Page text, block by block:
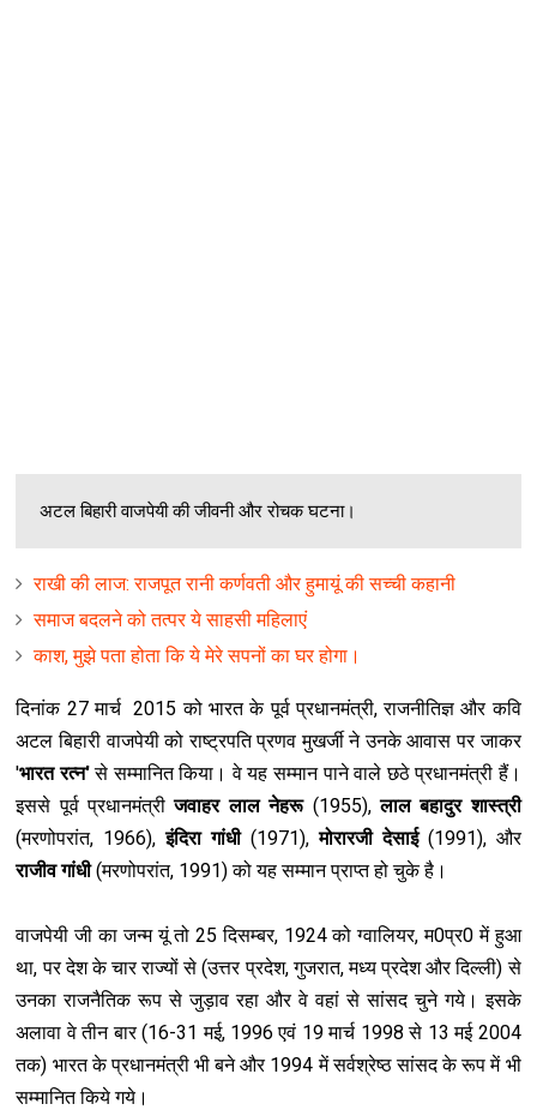
अटल बिहारी वाजपेयी की जीवनी और रोचक घटना।
राखी की लाज: राजपूत रानी कर्णवती और हुमायूं की सच्ची कहानी
समाज बदलने को तत्पर ये साहसी महिलाएं
काश, मुझे पता होता कि ये मेरे सपनों का घर होगा।
दिनांक 27 मार्च 2015 को भारत के पूर्व प्रधानमंत्री, राजनीतिज्ञ और कवि
अटल बिहारी वाजपेयी को राष्ट्रपति प्रणव मुखर्जी ने उनके आवास पर जाकर
'भारत रत्न'से सम्मानित किया। वे यह सम्मान पाने वाले छठे प्रधानमंत्री हैं।
इससे पूर्व प्रधानमंत्रीजवाहर लाल नेहरू(1955),लाल बहादुर शास्त्री
(मरणोपरांत, 1966),इंदिरा गांधी(1971),मोरारजी देसाई(1991), और
राजीव गांधी(मरणोपरांत, 1991) को यह सम्मान प्राप्त हो चुके है।
वाजपेयी जी का जन्म यूं तो 25 दिसम्बर, 1924 को ग्वालियर, म0प्र0 में हुआ
था, पर देश के चार राज्यों से (उत्तर प्रदेश, गुजरात, मध्य प्रदेश और दिल्ली) से
उनका राजनैतिक रूप से जुड़ाव रहा और वे वहां से सांसद चुने गये। इसके
अलावा वे तीन बार (16-31 मई, 1996 एवं 19 मार्च 1998 से 13 मई 2004
तक) भारत के प्रधानमंत्री भी बने और 1994 में सर्वश्रेष्ठ सांसद के रूप में भी
सम्मानित किये गये।